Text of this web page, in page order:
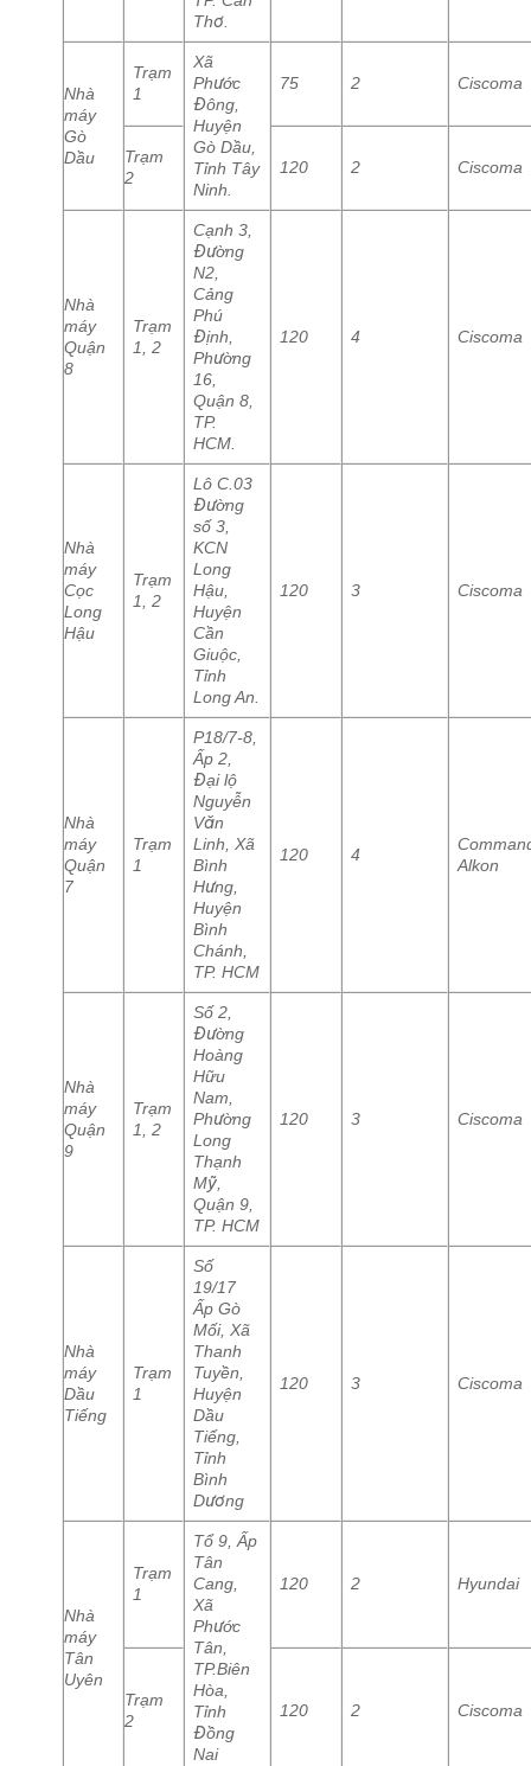
Thơ.
Nhà
máy
Gò
Dầu
Trạm
1
Xã
Phước
Đông,
Huyện
Gò Dầu,
Tỉnh Tây
Ninh.
75 2 Ciscoma
Trạm
2
120 2 Ciscoma
Nhà
máy
Quận
8
Trạm
1, 2
Cạnh 3,
Đường
N2,
Cảng
Phú
Định,
Phường
16,
Quận 8,
TP.
HCM.
120 4 Ciscoma
Nhà
máy
Cọc
Long
Hậu
Trạm
1, 2
Lô C.03
Đường
số 3,
KCN
Long
Hậu,
Huyện
Cần
Giuộc,
Tỉnh
Long An.
120 3 Ciscoma
Nhà
máy
Quận
7
Trạm
1
P18/7-8,
Ấp 2,
Đại lộ
Nguyễn
Văn
Linh, Xã
Bình
Hưng,
Huyện
Bình
Chánh,
TP. HCM
120 4
Alkon
Nhà
máy
Quận
9
Trạm
1, 2
Số 2,
Đường
Hoàng
Hữu
Nam,
Phường
Long
Thạnh
Mỹ,
Quận 9,
TP. HCM
120 3 Ciscoma
Nhà
máy
Dầu
Tiếng
Trạm
1
Số
19/17
Ấp Gò
Mối, Xã
Thanh
Tuyền,
Huyện
Dầu
Tiếng,
Tỉnh
Bình
Dương
120 3 Ciscoma
Nhà
máy
Tân
Uyên
Trạm
1
Tổ 9, Ấp
Tân
Cang,
Xã
Phước
Tân,
TP.Biên
Hòa,
Tỉnh
Đồng
Nai
120 2 Hyundai
Trạm
2
120 2 Ciscoma